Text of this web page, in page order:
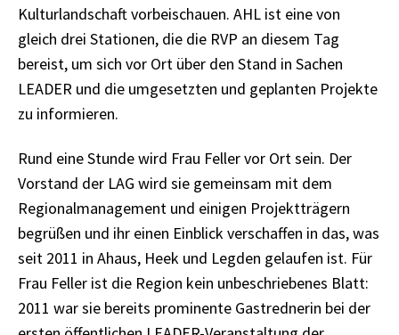
Kulturlandschaft vorbeischauen. AHL ist eine von
gleich drei Stationen, die die RVP an diesem Tag
bereist, um sich vor Ort über den Stand in Sachen
LEADER und die umgesetzten und geplanten Projekte
zu informieren.
Rund eine Stunde wird Frau Feller vor Ort sein. Der
Vorstand der LAG wird sie gemeinsam mit dem
Regionalmanagement und einigen Projektträgern
begrüßen und ihr einen Einblick verschaffen in das, was
seit 2011 in Ahaus, Heek und Legden gelaufen ist. Für
Frau Feller ist die Region kein unbeschriebenes Blatt:
2011 war sie bereits prominente Gastrednerin bei der